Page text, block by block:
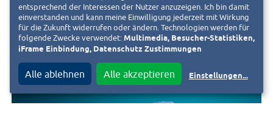
29. Mai 2019
KLINIKUM
Im Notfall zählt jede Minute
entsprechend der Interessen der Nutzer anzuzeigen. Ich bin damit
einverstanden und kann meine Einwilligung jederzeit mit Wirkung
für die Zukunft widerrufen oder ändern. Technologien werden für
folgende Zwecke verwendet: Multimedia, Besucher-Statistiken,
iFrame Einbindung, Datenschutz Zustimmungen
Alle ablehnen Alle akzeptieren Einstellungen...